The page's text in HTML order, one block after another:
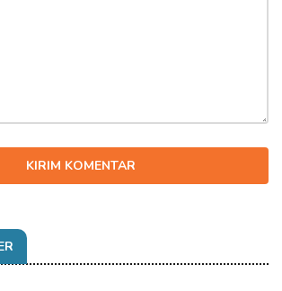
KIRIM KOMENTAR